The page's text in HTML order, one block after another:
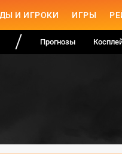
И ИГРОКИ ИГРЫ
Прогнозы